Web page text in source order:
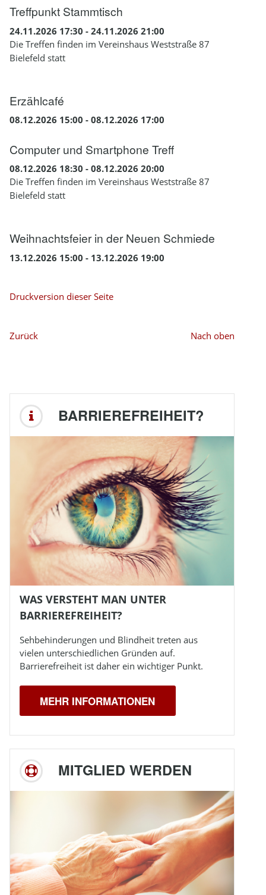
Treffpunkt Stammtisch
24.11.2026 17:30 - 24.11.2026 21:00
Die Treffen finden im Vereinshaus Weststraße 87
Bielefeld statt
Erzählcafé
08.12.2026 15:00 - 08.12.2026 17:00
Computer und Smartphone Treff
08.12.2026 18:30 - 08.12.2026 20:00
Die Treffen finden im Vereinshaus Weststraße 87
Bielefeld statt
Weihnachtsfeier in der Neuen Schmiede
13.12.2026 15:00 - 13.12.2026 19:00
Druckversion dieser Seite
Zurück Nach oben
BARRIEREFREIHEIT?
WAS VERSTEHT MAN UNTER
BARRIEREFREIHEIT?
Sehbehinderungen und Blindheittreten aus
vielen unterschiedlichen Gründen auf.
Barrierefreiheit ist daher ein wichtiger Punkt.
MEHR INFORMATIONEN
MITGLIED WERDEN